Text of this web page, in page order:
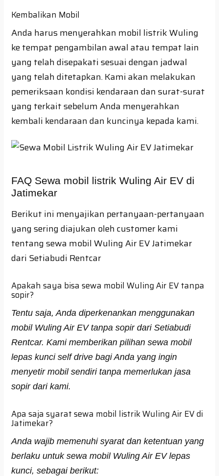
Kembalikan Mobil
Anda harus menyerahkan mobil listrik Wuling
ke tempat pengambilan awal atau tempat lain
yang telah disepakati sesuai dengan jadwal
yang telah ditetapkan. Kami akan melakukan
pemeriksaan kondisi kendaraan dan surat-surat
yang terkait sebelum Anda menyerahkan
kembali kendaraan dan kuncinya kepada kami.
FAQ Sewa mobil listrik Wuling Air EV di
Jatimekar
Berikut ini menyajikan pertanyaan-pertanyaan
yang sering diajukan oleh customer kami
tentang sewa mobil Wuling Air EV Jatimekar
dari Setiabudi Rentcar
Apakah saya bisa sewa mobil Wuling Air EV tanpa
sopir?
Tentu saja, Anda diperkenankan menggunakan
mobil Wuling Air EV tanpa sopir dari Setiabudi
Rentcar. Kami memberikan pilihan sewa mobil
lepas kunci self drive bagi Anda yang ingin
menyetir mobil sendiri tanpa memerlukan jasa
sopir dari kami.
Apa saja syarat sewa mobil listrik Wuling Air EV di
Jatimekar?
Anda wajib memenuhi syarat dan ketentuan yang
berlaku untuk sewa mobil Wuling Air EV lepas
kunci, sebagai berikut: